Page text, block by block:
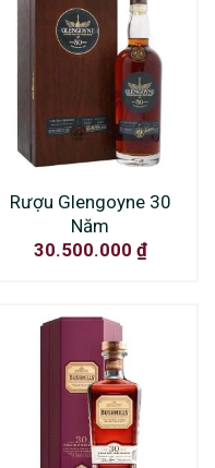
Rượu Glengoyne 30
Năm
30.500.000 ₫